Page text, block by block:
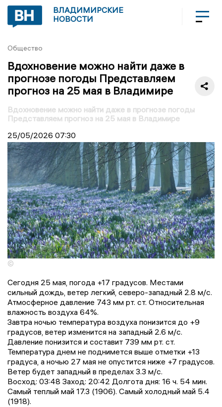
ВЛАДИМИРСКИЕ
НОВОСТИ
Общество
Вдохновение можно найти даже в
прогнозе погоды Представляем
прогноз на 25 мая в Владимире
Вдохновение можно найти даже в прогнозе погоды
Представляем прогноз на 25 мая в Владимире
25/05/2026 07:30
©
Сегодня 25 мая, погода +17 градусов. Местами
сильный дождь, ветер легкий, северо-западный 2.8 м/с.
Атмосферное давление 743 мм рт. ст. Относительная
влажность воздуха 64%.
Завтра ночью температура воздуха понизится до +9
градусов, ветер изменится на западный 2.6 м/с.
Давление понизится и составит 739 мм рт. ст.
Температура днем не поднимется выше отметки +13
градусa, a ночью 27 мая не опустится ниже +7 градусов.
Ветер будет западный в пределах 3.3 м/с.
Восход: 03:48 Заход: 20:42 Долгота дня: 16 ч. 54 мин.
Самый теплый май 17.3 (1906). Самый холодный май 5.4
(1918).